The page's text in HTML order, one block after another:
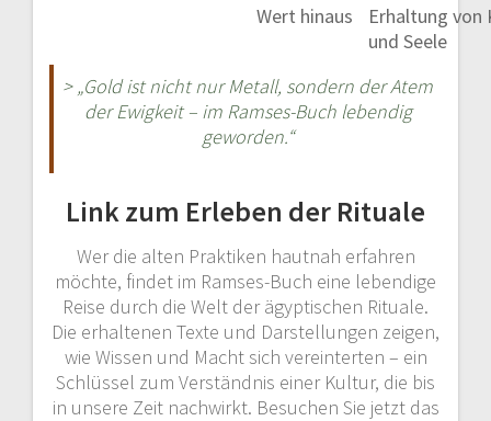
Wert hinaus
Erhaltung von
und Seele
> „Gold ist nicht nur Metall, sondern der Atem
der Ewigkeit – im Ramses-Buch lebendig
geworden.“
Link zum Erleben der Rituale
Wer die alten Praktiken hautnah erfahren
möchte, findet im Ramses-Buch eine lebendige
Reise durch die Welt der ägyptischen Rituale.
Die erhaltenen Texte und Darstellungen zeigen,
wie Wissen und Macht sich vereinterten – ein
Schlüssel zum Verständnis einer Kultur, die bis
in unsere Zeit nachwirkt. Besuchen Sie jetzt das